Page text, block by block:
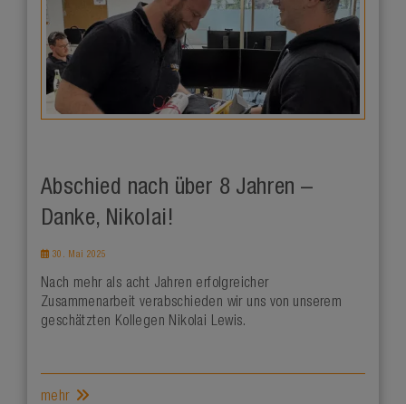
Abschied nach über 8 Jahren –
Danke, Nikolai!
30. Mai 2025
Nach mehr als acht Jahren erfolgreicher
Zusammenarbeit verabschieden wir uns von unserem
geschätzten Kollegen Nikolai Lewis.
mehr